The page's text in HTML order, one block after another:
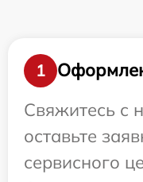
1
Свяжитесь с
оставьте
сервисного